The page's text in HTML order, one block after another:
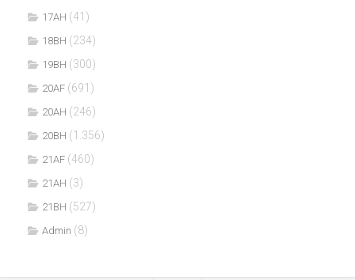
17AH (41)
18BH (234)
19BH (300)
20AF (691)
20AH (246)
20BH (1.356)
21AF (460)
21AH (3)
21BH (527)
Admin (8)